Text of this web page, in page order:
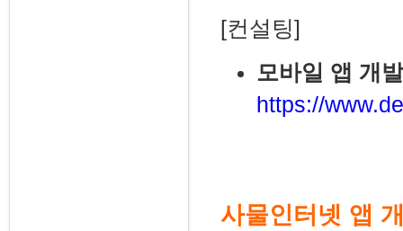
[컨설팅]
모바일 앱 개
https://
사물인터넷 앱